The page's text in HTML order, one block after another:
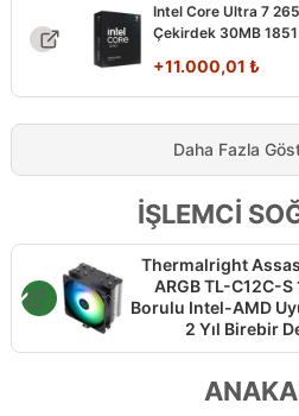
Intel Core Ultra 7
Çekirdek 30MB
+11.000,01 ₺
Daha Fazla
İŞLEMCİ
Thermalright
ARGB TL-C12C-
Borulu Intel-AMD
2 Yıl Birebir